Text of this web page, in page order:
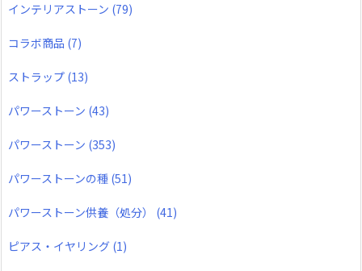
インテリアストーン (79)
コラボ商品 (7)
ストラップ (13)
パワーストーン (43)
パワーストーン (353)
パワーストーンの種 (51)
パワーストーン供養（処分） (41)
ピアス・イヤリング (1)